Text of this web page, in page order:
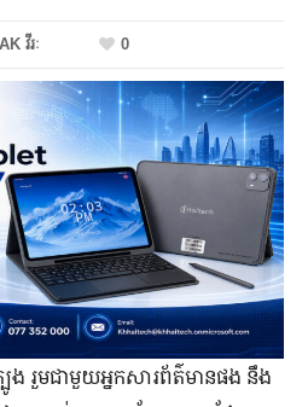
វីរៈ 0
ង រួមជាមួយអ្នកសារព័ត៌មានផង នឹង